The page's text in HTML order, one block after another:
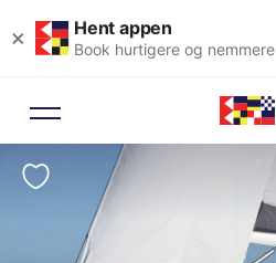
× Hent appen
Book hurtigere og nemmere